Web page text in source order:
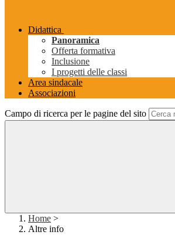
Didattica
Panoramica
Offerta formativa
Inclusione
I progetti delle classi
Area sindacale
Associazioni
Campo di ricerca per le pagine del sito
Home >
Altre info